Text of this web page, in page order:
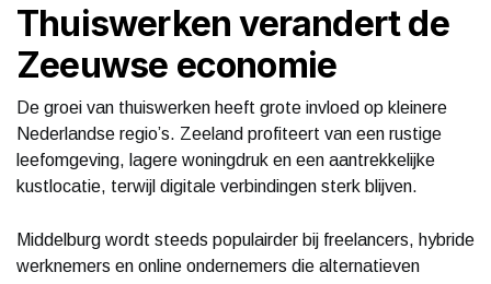
Thuiswerken verandert de
Zeeuwse economie
De groei van thuiswerken heeft grote invloed op kleinere
Nederlandse regio’s. Zeeland profiteert van een rustige
leefomgeving, lagere woningdruk en een aantrekkelijke
kustlocatie, terwijl digitale verbindingen sterk blijven.
Middelburg wordt steeds populairder bij freelancers, hybride
werknemers en online ondernemers die alternatieven